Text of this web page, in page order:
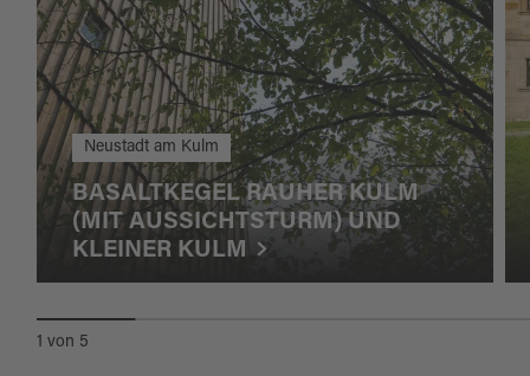
Neustadt am Kulm
BASALTKEGEL RAUHER KULM
(MIT AUSSICHTSTURM) UND
KLEINER KULM
1 von 5